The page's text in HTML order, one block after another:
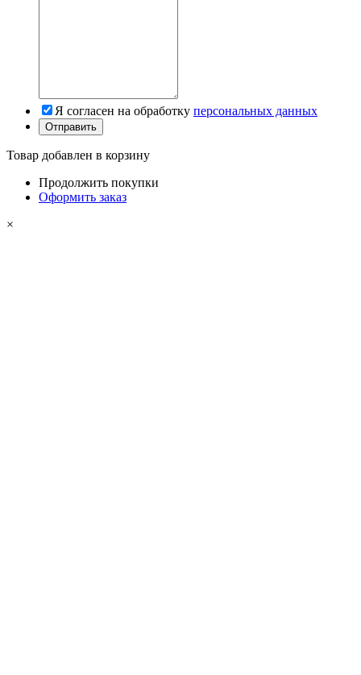
Я согласен на обработку персональных данных
Товар добавлен в корзину
Продолжить покупки
Оформить заказ
×